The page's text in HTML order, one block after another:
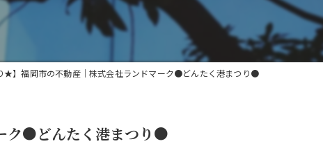
★】福岡市の不動産｜株式会社ランドマーク●どんたく港まつり●
ク●どんたく港まつり●